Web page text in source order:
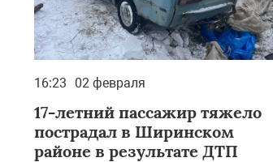
16:23 02 февраля
17-летний пассажир тяжело
пострадал в Ширинском
районе в результате ДТП